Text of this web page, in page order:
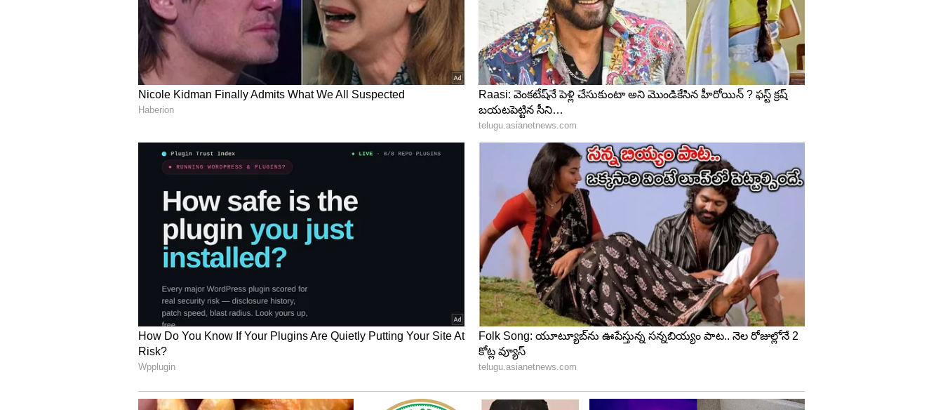
6
అయితే ఎన్టీఆర్ కు మాత్రం దేవర 2 సినిమాను 2025 అక్టోబర్ తరువాత స్టార్ట్ చేయాలన్నది ఎన్టీఅర్
అలోచనగా తెలుస్తోంది. కొరటాల తాను మధ్యలో నిర్మాత, హీరో మధ్యన కొన్ని విషయాల్లో వేలు పెట్టకూడదని
, బిజినెస్ కూడా చూడకూడదని ఆచార్య తో తెలుసుకుని దూరంగా ఉంటున్నారు.